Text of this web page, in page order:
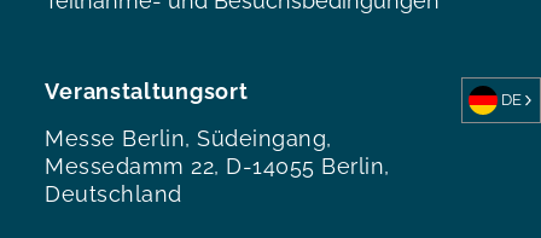
Veranstaltungsort
Messe Berlin, Südeingang,
Messedamm 22, D-14055 Berlin,
Deutschland
DE